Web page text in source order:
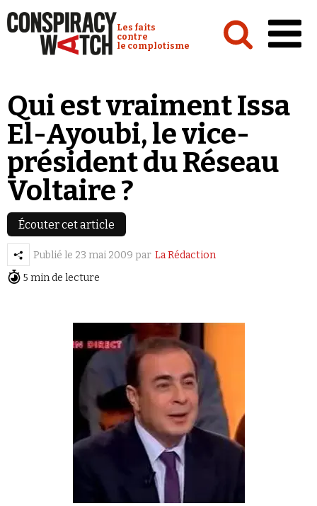
Conspiracy Watch :
Les faits
contre
le complotisme
Analyses
Conspipédia
Vidéos
Émissions
Revues de presse
Newsletter
Se connecter
Qui est vraiment Issa
El-Ayoubi, le vice-
président du Réseau
Voltaire ?
Écouter cet article
Publié le 23 mai 2009 par La Rédaction
5 min de lecture